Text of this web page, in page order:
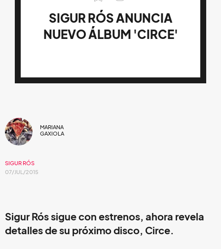
SIGUR RÓS ANUNCIA
NUEVO ÁLBUM 'CIRCE'
MARIANA
GAXIOLA
SIGUR RÓS
07/JUL/2015
Sigur Rós sigue con estrenos, ahora revela
detalles de su próximo disco, Circe.